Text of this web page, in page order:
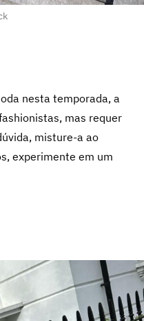
nesta temporada, a
mas requer
misture-a ao
experimente em um